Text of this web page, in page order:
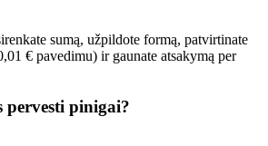
sumą, užpildote formą, patvirtinate
€ pavedimu) ir gaunate atsakymą per
pervesti pinigai?